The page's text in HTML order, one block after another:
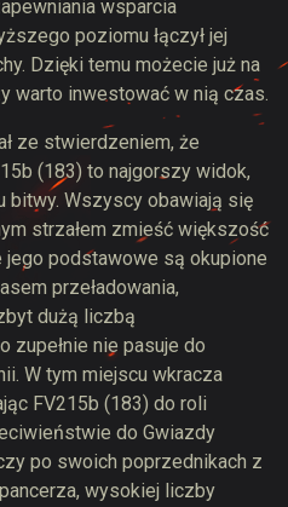
wsparcia
poziomu łączył jej
Dzięki temu możecie już na
warto inwestować w nią czas.
ze stwierdzeniem, że
(183) to najgorszy widok,
bitwy. Wszyscy obawiają się
strzałem zmieść większość
jego podstawowe są okupione
przeładowania,
dużą liczbą
zupełnie nie pasuje do
W tym miejscu wkracza
FV215b (183) do roli
do Gwiazdy
po swoich poprzednikach z
wysokiej liczby